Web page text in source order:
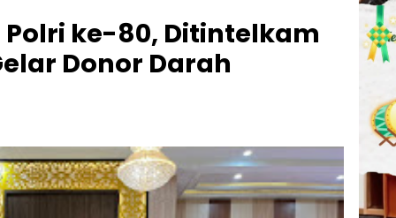
ke-80, Ditintelkam
Donor Darah